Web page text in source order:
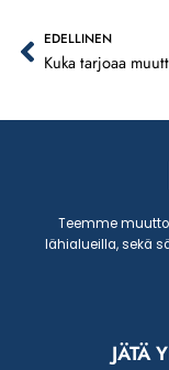
Prev
EDELLINEN
Teemme
lähialueilla, sekä
JÄTÄ